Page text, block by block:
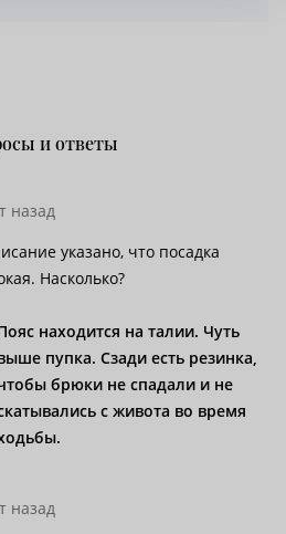
и ответы
назад
указано, что посадка
Насколько?
находится на талии. Чуть
пупка. Сзади есть резинка,
брюки не спадали и не
с живота во время
назад